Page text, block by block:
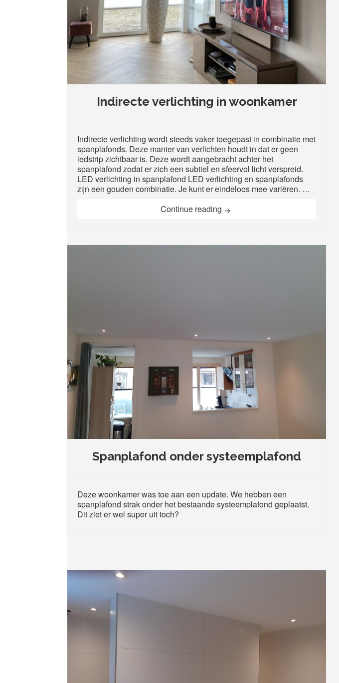
Indirecte verlichting in woonkamer
Indirecte verlichting wordt steeds vaker toegepast in combinatie met
spanplafonds. Deze manier van verlichten houdt in dat er geen
ledstrip zichtbaar is. Deze wordt aangebracht achter het
spanplafond zodat er zich een subtiel en sfeervol licht verspreid.
LED verlichting in spanplafond LED verlichting en spanplafonds
zijn een gouden combinatie. Je kunt er eindeloos mee variëren. …
Continue reading Indirecte verlichting in woonkamer
Spanplafond onder systeemplafond
Deze woonkamer was toe aan een update. We hebben een
spanplafond strak onder het bestaande systeemplafond geplaatst.
Dit ziet er wel super uit toch?